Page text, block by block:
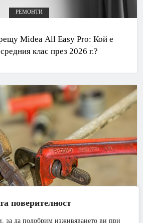
поверителност
за да подобрим изживяването ви при
РЕМОНТИ
Midea All Easy Pro: Кой е
клас през 2026 г.?
БАНЯ